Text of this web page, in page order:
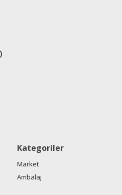
Kategoriler
Market
Ambalaj